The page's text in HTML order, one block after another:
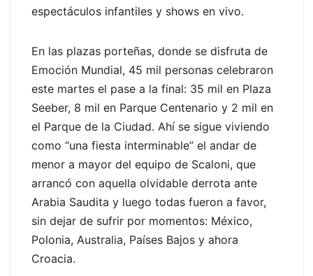
espectáculos infantiles y shows en vivo.
En las plazas porteñas, donde se disfruta de
Emoción Mundial, 45 mil personas celebraron
este martes el pase a la final: 35 mil en Plaza
Seeber, 8 mil en Parque Centenario y 2 mil en
el Parque de la Ciudad. Ahí se sigue viviendo
como “una fiesta interminable” el andar de
menor a mayor del equipo de Scaloni, que
arrancó con aquella olvidable derrota ante
Arabia Saudita y luego todas fueron a favor,
sin dejar de sufrir por momentos: México,
Polonia, Australia, Países Bajos y ahora
Croacia.